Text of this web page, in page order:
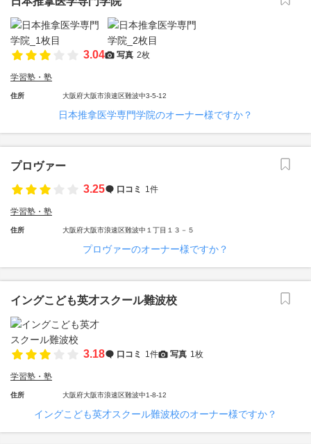
3.04 写真 2枚
学習塾・塾
住所 大阪府大阪市浪速区難波中3-5-12
日本推拿医学専門学院のオーナー様ですか？
プロヴァー
3.25
口コミ 1件
学習塾・塾
住所 大阪府大阪市浪速区難波中１丁目１３－５
プロヴァーのオーナー様ですか？
イングこども英才スクール難波校
3.18 口コミ 1件 写真 1枚
学習塾・塾
住所 大阪府大阪市浪速区難波中1-8-12
イングこども英才スクール難波校のオーナー様ですか？